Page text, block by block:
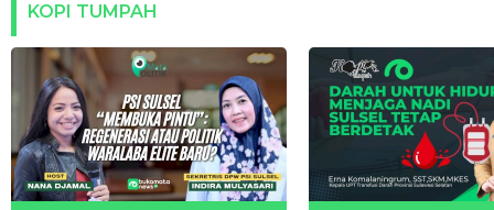
KOPI TUMPAH